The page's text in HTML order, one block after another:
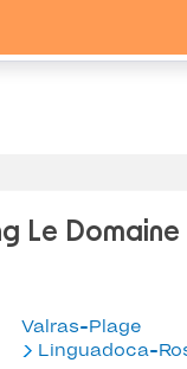
Le Domaine
Valras-Plage
Linguadoca-